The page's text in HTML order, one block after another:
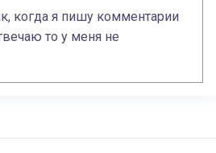
когда я пишу комментарии
то у меня не